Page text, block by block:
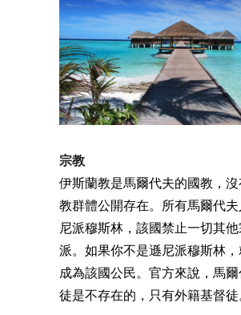
宗教
伊斯蘭教是馬爾代夫的國教，
教群體公開存在。所有馬爾代
尼派穆斯林，該國禁止一切其
派。如果你不是遜尼派穆斯林
成為該國公民。官方來說，馬
徒是不存在的，只有外籍基督徒